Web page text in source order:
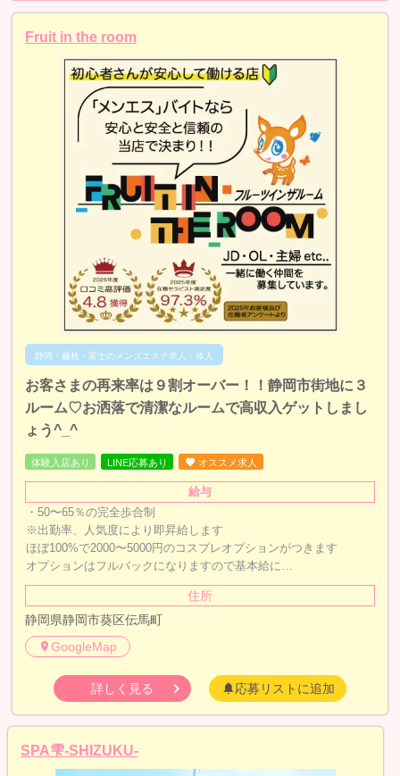
Fruit in the room
静岡・藤枝・富士のメンズエステ求人・体入
お客さまの再来率は９割オーバー！！静岡市街地に３
ルーム♡お洒落で清潔なルームで高収入ゲットしまし
ょう^_^
体験入店あり LINE応募あり オススメ求人
給与
・50〜65％の完全歩合制
※出勤率、人気度により即昇給します
ほぼ100%で2000〜5000円のコスプレオプションがつきます
オプションはフルバックになりますので基本給に…
住所
静岡県静岡市葵区伝馬町
GoogleMap
詳しく見る 応募リストに追加
SPA雫-SHIZUKU-